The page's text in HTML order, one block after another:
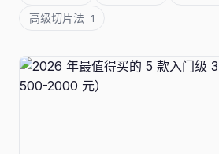
高级切片法 1